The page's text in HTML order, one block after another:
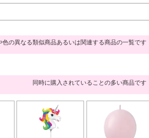
色の異なる類似商品あるいは関連する商品の一覧です
同時に購入されていることの多い商品です